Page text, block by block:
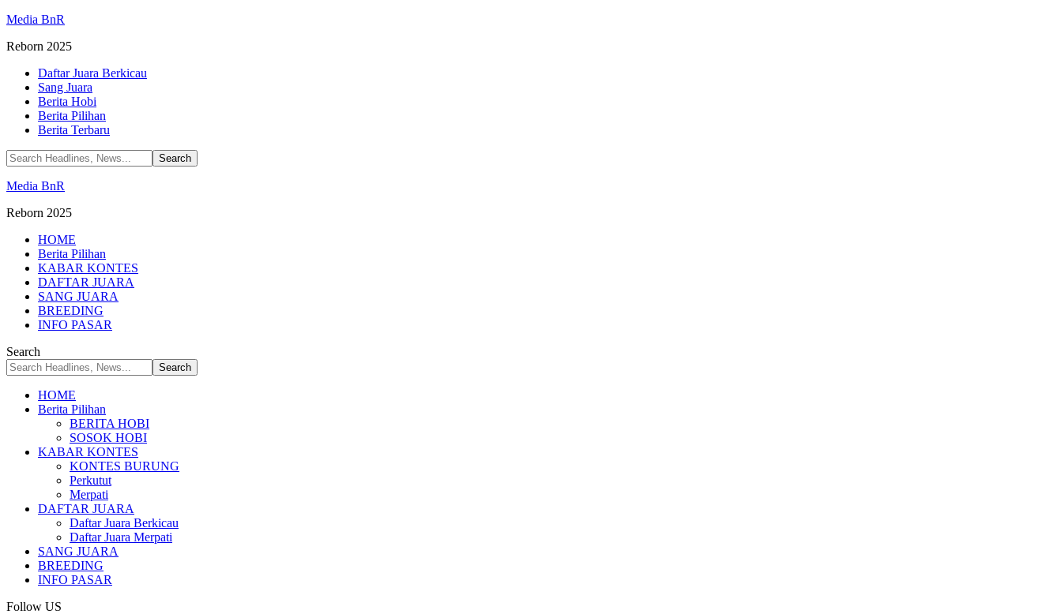
Media BnR
Reborn 2025
Daftar Juara Berkicau
Sang Juara
Berita Hobi
Berita Pilihan
Berita Terbaru
Media BnR
Reborn 2025
HOME
Berita Pilihan
KABAR KONTES
DAFTAR JUARA
SANG JUARA
BREEDING
INFO PASAR
Search
HOME
Berita Pilihan
BERITA HOBI
SOSOK HOBI
KABAR KONTES
KONTES BURUNG
Perkutut
Merpati
DAFTAR JUARA
Daftar Juara Berkicau
Daftar Juara Merpati
SANG JUARA
BREEDING
INFO PASAR
Follow US